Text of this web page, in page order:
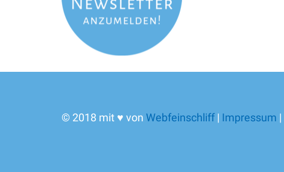
© 2018 mit ♥ von Webfeinschliff | Impressum |